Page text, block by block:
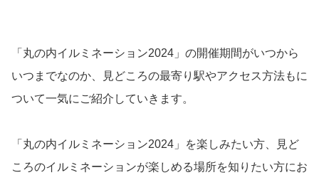
「丸の内イルミネーション2024」の開催期間がいつから
いつまでなのか、見どころの最寄り駅やアクセス方法もに
ついて一気にご紹介していきます。
「丸の内イルミネーション2024」を楽しみたい方、見ど
ころのイルミネーションが楽しめる場所を知りたい方にお